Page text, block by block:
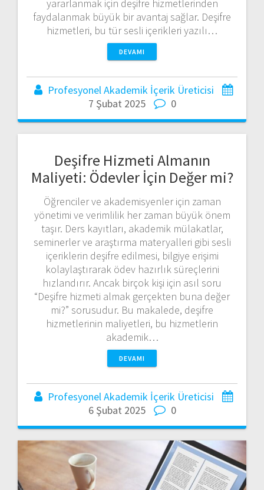
yararlanmak için deşifre hizmetlerinden
faydalanmak büyük bir avantaj sağlar. Deşifre
hizmetleri, bu tür sesli içerikleri yazılı…
DEVAMI
Profesyonel Akademik İçerik Üreticisi
7 Şubat 2025
0
Deşifre Hizmeti Almanın
Maliyeti: Ödevler İçin Değer mi?
Öğrenciler ve akademisyenler için zaman
yönetimi ve verimlilik her zaman büyük önem
taşır. Ders kayıtları, akademik mülakatlar,
seminerler ve araştırma materyalleri gibi sesli
içeriklerin deşifre edilmesi, bilgiye erişimi
kolaylaştırarak ödev hazırlık süreçlerini
hızlandırır. Ancak birçok kişi için asıl soru
“Deşifre hizmeti almak gerçekten buna değer
mi?” sorusudur. Bu makalede, deşifre
hizmetlerinin maliyetleri, bu hizmetlerin
akademik…
DEVAMI
Profesyonel Akademik İçerik Üreticisi
6 Şubat 2025
0